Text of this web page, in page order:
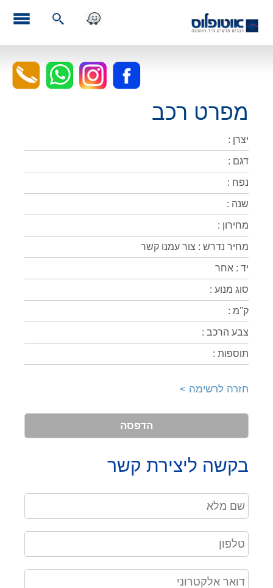
מפרט רכב
יצרן :
דגם :
נפח :
שנה :
מחירון :
מחיר נדרש : צור עמנו קשר
יד : אחר
סוג מנוע :
ק''מ :
צבע הרכב :
תוספות :
חזרה לרשימה >
הדפסה
בקשה ליצירת קשר